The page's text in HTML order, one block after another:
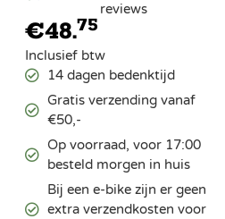
reviews
€48.75
Inclusief btw
14 dagen bedenktijd
Gratis verzending vanaf
€50,-
Op voorraad, voor 17:00
besteld morgen in huis
Bij een e-bike zijn er geen
extra verzendkosten voor